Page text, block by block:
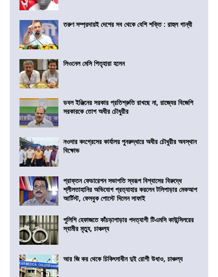
তরুণ সম্প্রদায়ই দেশের সব থেকে বেশি শক্তি : রাহুল গান্ধী
লিওনেল মেসি পিতৃহারা হলেন
ডবল ইঞ্জিনের সরকার প্রতিশ্রুতি রাখছে না, রাজ্যের বিজেপি
সরকারকে তোপ অধীর চৌধুরীর
নওদার কংগ্রেসের কার্যালয় পুনরুদ্ধারে অধীর চৌধুরীর অবস্থান
বিক্ষোভ
প্রাক্তন ফেডারেশন সভাপতি স্বরূপ বিশ্বাসের বিরুদ্ধে
শ্লীলতাহানির অভিযোগ প্রত্যাহার করলেন টলিপাড়ার মেকআপ
আর্টিস্ট, ফেসবুক পোস্টে দিলেন সাফাই
পুলিশি হেফাজতে কাঁচড়াপাড়ার পদত্যাগী টিএমসি কাউন্সিলরের
স্বামীর মৃত্যু, চাঞ্চল্য
আর জি কর থেকে চিকিৎসাধীন দুই রোগী উধাও, চাঞ্চল্য